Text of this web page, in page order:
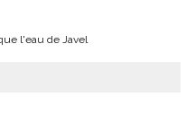
l'eau de Javel